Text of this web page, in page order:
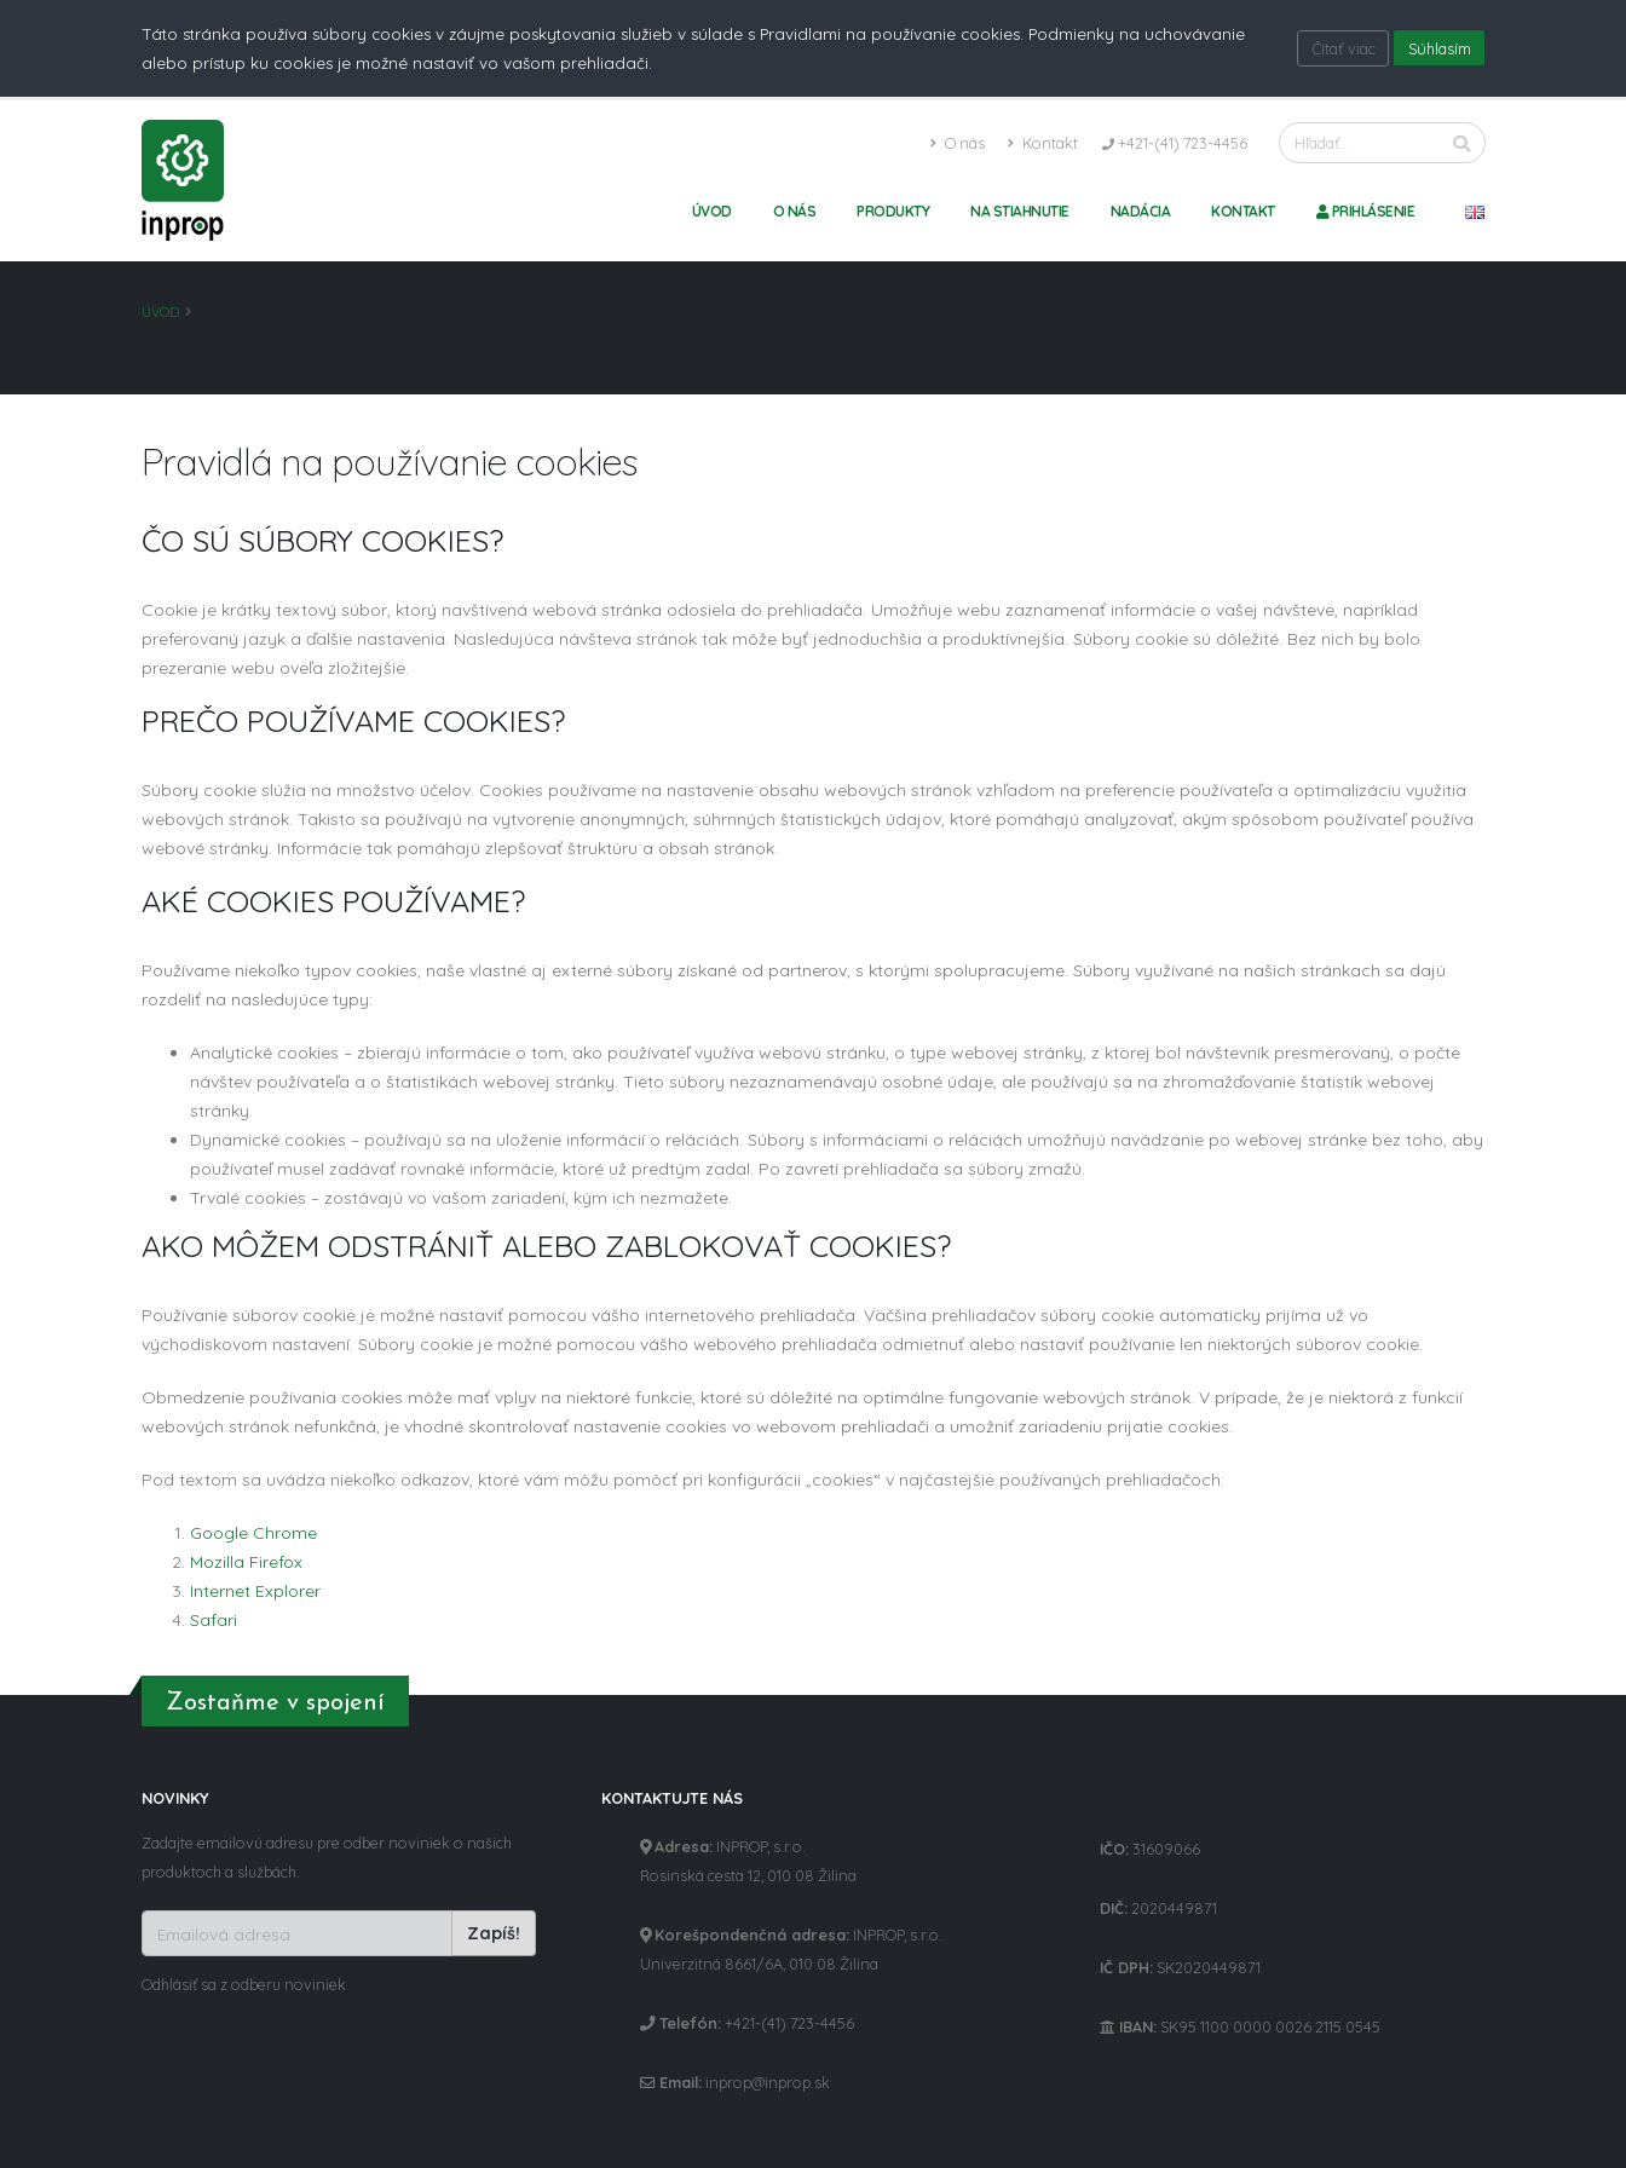
Táto stránka používa súbory cookies v záujme poskytovania služieb v súlade s Pravidlami na používanie cookies. Podmienky na uchovávanie
alebo prístup ku cookies je možné nastaviť vo vašom prehliadači.
Čítať viac Súhlasím
O nás Kontakt +421-(41) 723-4456
ÚVOD O NÁS PRODUKTY NA STIAHNUTIE NADÁCIA KONTAKT PRIHLÁSENIE
ÚVOD
Pravidlá na používanie cookies
ČO SÚ SÚBORY COOKIES?
Cookie je krátky textový súbor, ktorý navštívená webová stránka odosiela do prehliadača. Umožňuje webu zaznamenať informácie o vašej návšteve, napríklad
preferovaný jazyk a ďalšie nastavenia. Nasledujúca návšteva stránok tak môže byť jednoduchšia a produktívnejšia. Súbory cookie sú dôležité. Bez nich by bolo
prezeranie webu oveľa zložitejšie.
PREČO POUŽÍVAME COOKIES?
Súbory cookie slúžia na množstvo účelov. Cookies používame na nastavenie obsahu webových stránok vzhľadom na preferencie používateľa a optimalizáciu využitia
webových stránok. Takisto sa používajú na vytvorenie anonymných, súhrnných štatistických údajov, ktoré pomáhajú analyzovať, akým spôsobom používateľ používa
webové stránky. Informácie tak pomáhajú zlepšovať štruktúru a obsah stránok.
AKÉ COOKIES POUŽÍVAME?
Používame niekoľko typov cookies, naše vlastné aj externé súbory získané od partnerov, s ktorými spolupracujeme. Súbory využívané na našich stránkach sa dajú
rozdeliť na nasledujúce typy:
Analytické cookies – zbierajú informácie o tom, ako používateľ využíva webovú stránku, o type webovej stránky, z ktorej bol návštevník presmerovaný, o počte
návštev používateľa a o štatistikách webovej stránky. Tieto súbory nezaznamenávajú osobné údaje, ale používajú sa na zhromažďovanie štatistík webovej
stránky.
Dynamické cookies – používajú sa na uloženie informácií o reláciách. Súbory s informáciami o reláciách umožňujú navádzanie po webovej stránke bez toho, aby
používateľ musel zadávať rovnaké informácie, ktoré už predtým zadal. Po zavretí prehliadača sa súbory zmažú.
Trvalé cookies – zostávajú vo vašom zariadení, kým ich nezmažete.
AKO MÔŽEM ODSTRÁNIŤ ALEBO ZABLOKOVAŤ COOKIES?
Používanie súborov cookie je možné nastaviť pomocou vášho internetového prehliadača. Väčšina prehliadačov súbory cookie automaticky prijíma už vo
východiskovom nastavení. Súbory cookie je možné pomocou vášho webového prehliadača odmietnuť alebo nastaviť používanie len niektorých súborov cookie.
Obmedzenie používania cookies môže mať vplyv na niektoré funkcie, ktoré sú dôležité na optimálne fungovanie webových stránok. V prípade, že je niektorá z funkcií
webových stránok nefunkčná, je vhodné skontrolovať nastavenie cookies vo webovom prehliadači a umožniť zariadeniu prijatie cookies.
Pod textom sa uvádza niekoľko odkazov, ktoré vám môžu pomôcť pri konfigurácii „cookies“ v najčastejšie používaných prehliadačoch:
Google Chrome
Mozilla Firefox
Internet Explorer
Safari
Zostaňme v spojení
NOVINKY
Zadajte emailovú adresu pre odber noviniek o našich
produktoch a službách.
Zapíš!
Odhlásiť sa z odberu noviniek
KONTAKTUJTE NÁS
Adresa: INPROP, s.r.o.
Rosinská cesta 12, 010 08 Žilina
Korešpondenčná adresa: INPROP, s.r.o.
Univerzitná 8661/6A, 010 08 Žilina
Telefón: +421-(41) 723-4456
Email: inprop@inprop.sk
IČO: 31609066
DIČ: 2020449871
IČ DPH: SK2020449871
IBAN: SK95 1100 0000 0026 2115 0545